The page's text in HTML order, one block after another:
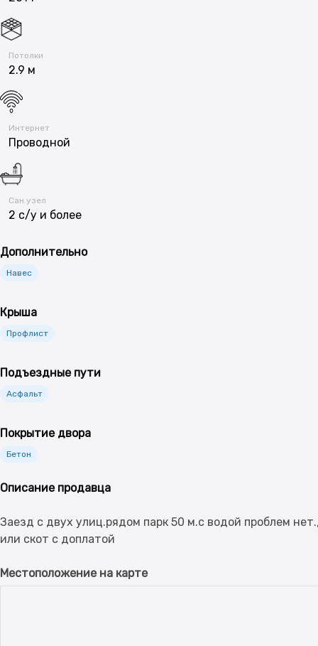
Потолки
2.9 м
Интернет
Проводной
Сан.узел
2 с/у и более
Дополнительно
Навес
Крыша
Профлист
Подъездные пути
Асфальт
Покрытие двора
Бетон
Описание продавца
Заезд с двух улиц.рядом парк 50 м.с водой проблем
Местоположение на карте